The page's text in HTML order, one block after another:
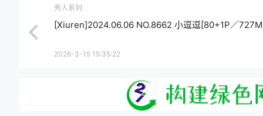
秀人系列
[Xiuren]2024.06.06 NO.8662 小逗逗[80+1P／
2026-3-15 15:35:22